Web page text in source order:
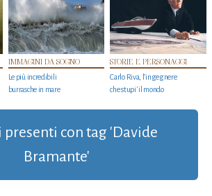
IMMAGINI DA SOGNO
Le più incredibili
burrasche in mare
STORIE E PERSONAGGI
Carlo Riva, l’ingegnere
che stupi' il mondo
con tag 'Davide
Bramante'